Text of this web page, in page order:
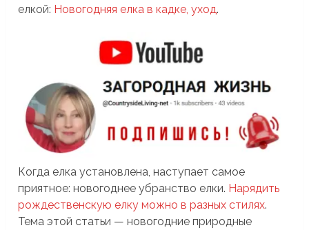
елкой: Новогодняя елка в кадке, уход.
Когда елка установлена, наступает самое
приятное: новогоднее убранство елки. Нарядить
рождественскую елку можно в разных стилях.
Тема этой статьи — новогодние природные